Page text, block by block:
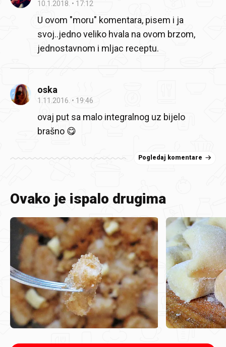
10.1.2018. 17:12
U ovom "moru" komentara, pisem i ja
svoj..jedno veliko hvala na ovom brzom,
jednostavnom i mljac receptu.
oska
1.11.2016. 19:46
ovaj put sa malo integralnog uz bijelo
brašno 😋
Pogledaj komentare
Ovako je ispalo drugima